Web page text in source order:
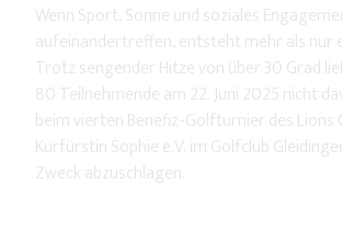
Wenn Sport, Sonne und soziales
aufeinandertreffen, entsteht mehr als nur
Trotz sengender Hitze von über 30 Grad
80 Teilnehmende am 22. Juni 2025 nicht
beim vierten Benefiz-Golfturnier des Lions
Kurfürstin Sophie e.V. im Golfclub
Zweck abzuschlagen.